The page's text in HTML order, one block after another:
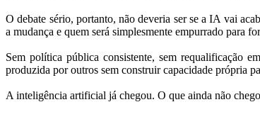
O debate sério, portanto, não deveria ser se a IA vai
a mudança e quem será simplesmente empurrado para
Sem política pública consistente, sem requalificação
produzida por outros sem construir capacidade própria
A inteligência artificial já chegou. O que ainda não